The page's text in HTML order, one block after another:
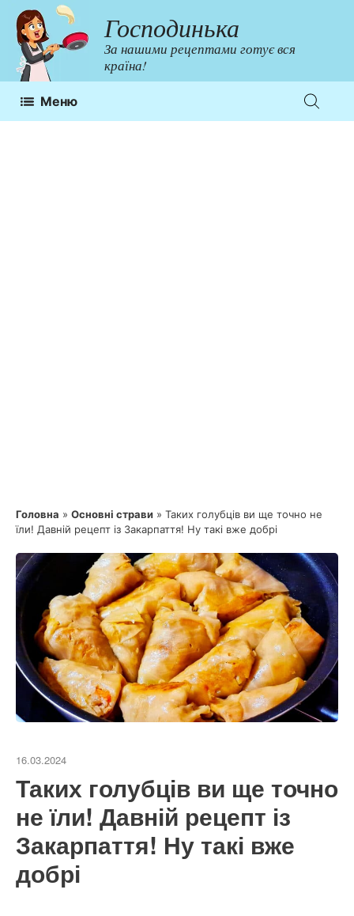
Перейти
до
контенту
Господинька
За нашими рецептами готує вся
країна!
Меню
Головна » Основні страви » Таких голубців ви ще точно не
їли! Давній рецепт із Закарпаття! Ну такі вже добрі
16.03.2024
Таких голубців ви ще точно
не їли! Давній рецепт із
Закарпаття! Ну такі вже
добрі